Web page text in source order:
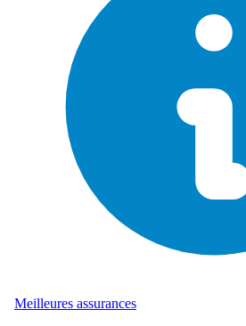
Meilleures assurances